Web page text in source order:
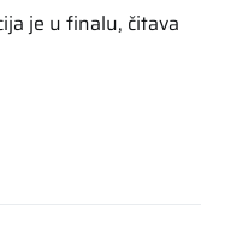
je u finalu, čitava